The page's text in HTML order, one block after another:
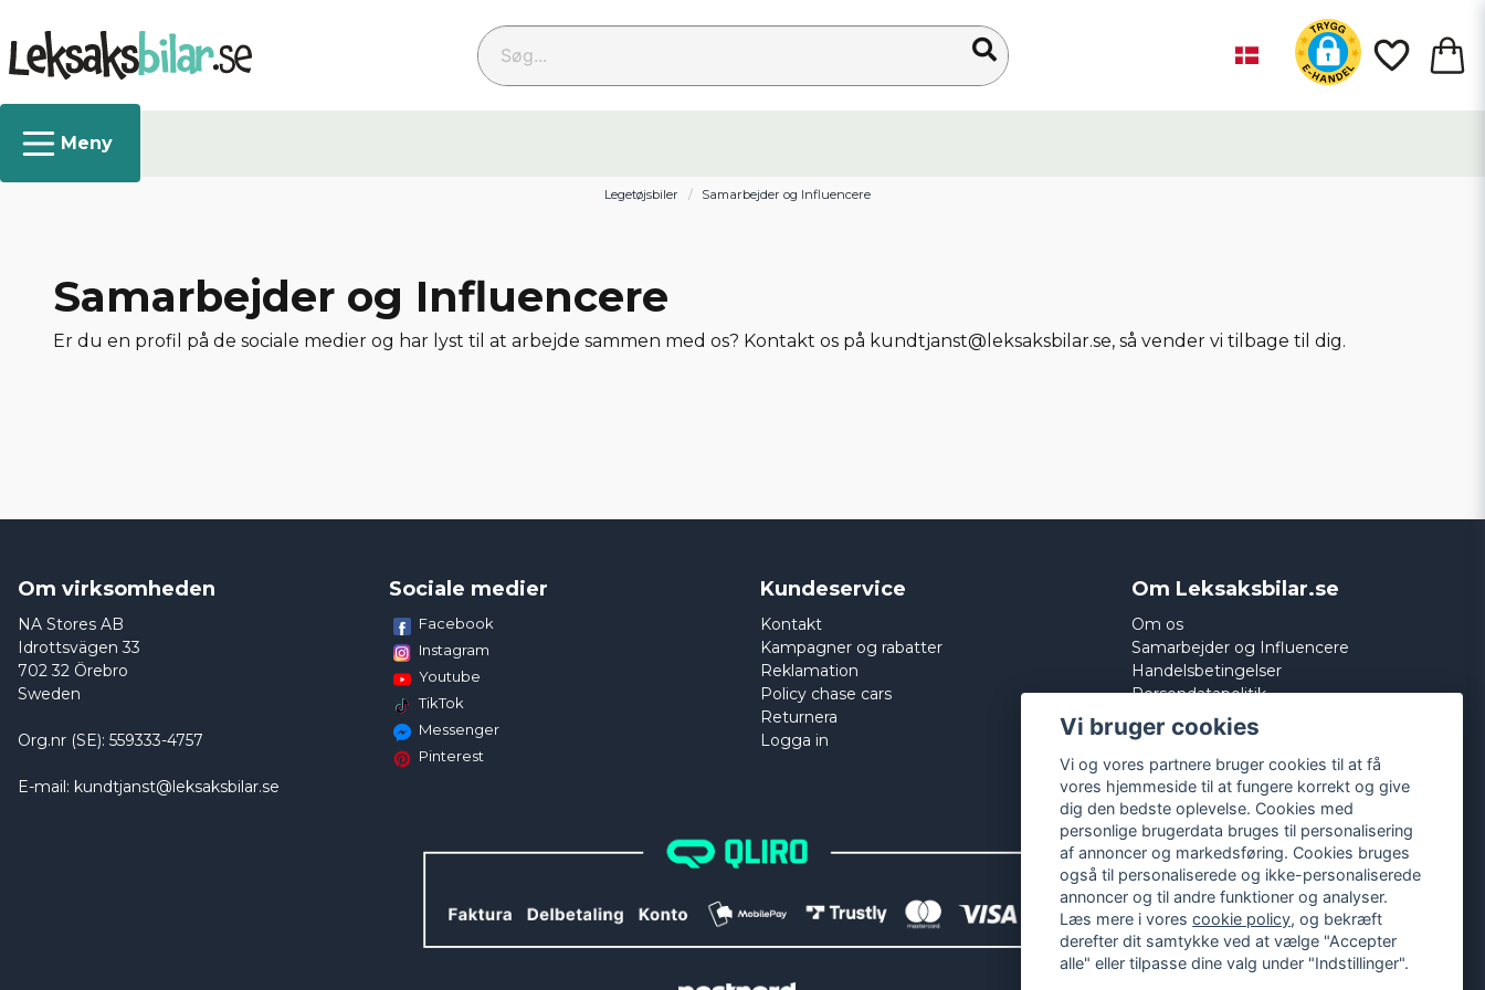
Søg...
Legetøjsbiler Samarbejder og Influencere
Samarbejder og Influencere
Er du en profil på de sociale medier og har lyst til at arbejde sammen med os? Kontakt os på kundtjanst@leksaksbilar.se, så vender vi tilbage til dig.
Om virksomheden
NA Stores AB
Idrottsvägen 33
702 32 Örebro
Sweden
Org.nr (SE): 559333-4757
E-mail: kundtjanst@leksaksbilar.se
Sociale medier
Facebook
Instagram
Youtube
TikTok
Messenger
Pinterest
Kundeservice
Kontakt
Kampagner og rabatter
Reklamation
Policy chase cars
Returnera
Logga in
Om Leksaksbilar.se
Om os
Samarbejder og Influencere
Handelsbetingelser
Persondatapolitik
Cookies
Vi bruger cookies
Vi og vores partnere bruger cookies til at få
vores hjemmeside til at fungere korrekt og give
dig den bedste oplevelse. Cookies med
personlige brugerdata bruges til personalisering
af annoncer og markedsføring. Cookies bruges
også til personaliserede og ikke-personaliserede
annoncer og til andre funktioner og analyser.
Læs mere i vorescookie policy, og bekræft
derefter dit samtykke ved at vælge "Accepter
alle" eller tilpasse dine valg under "Indstillinger".